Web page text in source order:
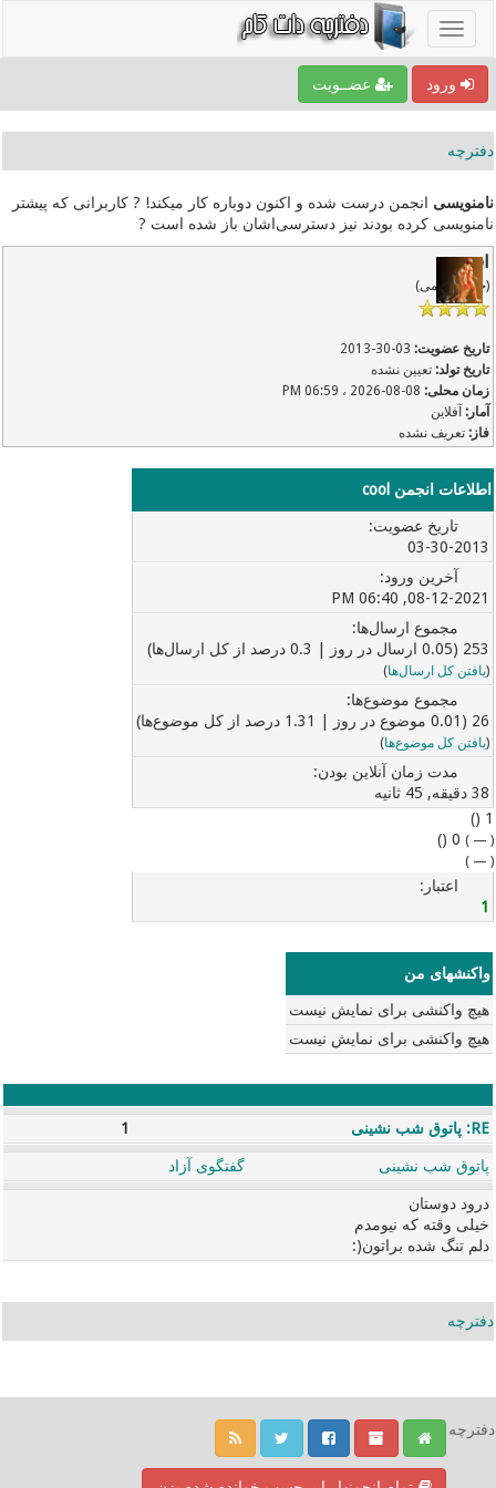
ورود عضــویت
دفترچه
نامنویسی انجمن درست شده و اکنون دوباره کار میکند! ? کاربرانی که پیشتر
نامنویسی کرده بودند نیز دسترسی‌اشان باز شده است ?
cool
(خیلی قدیمی)
تاریخ عضویت: 03-30-2013
تاریخ تولد:تعیین نشده
زمان محلی: 08-08-2026 ، 06:59 PM
آمار: آفلاین
فاز: تعریف نشده
اطلاعات انجمن cool
تاریخ عضویت:
03-30-2013
آخرین ورود:
08-12-2021, 06:40 PM
مجموع ارسال‌ها:
253 (0.05 ارسال در روز | 0.3 درصد از کل ارسال‌ها)
(یافتن کل ارسال‌ها)
مجموع موضوع‌ها:
26 (0.01 موضوع در روز | 1.31 درصد از کل موضوع‌ها)
(یافتن کل موضوع‌ها)
مدت زمان آنلاین بودن:
38 دقیقه, 45 ثانیه
1 ()
(
—
)
0 ()
(
—
)
اعتبار:
1
واکنشهای من
هیچ واکنشی برای نمایش نیست
هیچ واکنشی برای نمایش نیست
RE: پاتوق شب نشینی 1
پاتوق شب نشینی گفتگوی آزاد
درود دوستان
خیلی وقته که نیومدم
دلم تنگ شده براتون(:
دفترچه
دفترچه